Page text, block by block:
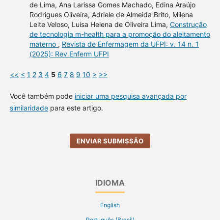
de Lima, Ana Larissa Gomes Machado, Edina Araújo
Rodrigues Oliveira, Adriele de Almeida Brito, Milena
Leite Veloso, Luisa Helena de Oliveira Lima, Construção
de tecnologia m-health para a promoção do aleitamento
materno , Revista de Enfermagem da UFPI: v. 14 n. 1
(2025): Rev Enferm UFPI
<< < 1 2 3 4 5 6 7 8 9 10 > >>
Você também pode iniciar uma pesquisa avançada por
similaridadepara este artigo.
ENVIAR SUBMISSÃO
IDIOMA
English